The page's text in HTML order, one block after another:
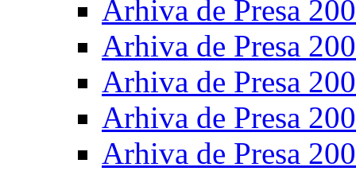
Arhiva de Presa
Arhiva de Presa
Arhiva de Presa
Arhiva de Presa
Arhiva de Presa